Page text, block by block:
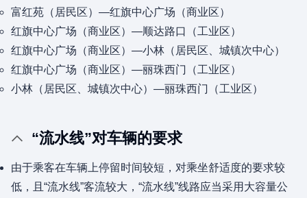
富红苑（居民区）—红旗中心广场（商业区）
红旗中心广场（商业区）—顺达路口（工业区）
红旗中心广场（商业区）—小林（居民区、城镇次中心）
红旗中心广场（商业区）—丽珠西门（工业区）
小林（居民区、城镇次中心）—丽珠西门（工业区）
“流水线”对车辆的要求
由于乘客在车辆上停留时间较短，对乘坐舒适度的要求较
低，且“流水线”客流较大，“流水线”线路应当采用大容量公